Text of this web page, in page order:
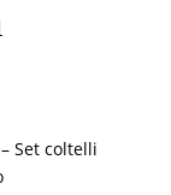
Set coltelli